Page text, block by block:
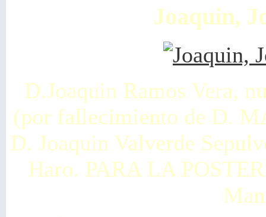
Joaquin,
D.Joaquin Ramos Vera,
(por fallecimiento de D.
D. Joaquin Valverde
Haro. PARA LA